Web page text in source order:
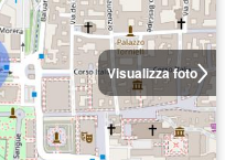
Visualizza foto